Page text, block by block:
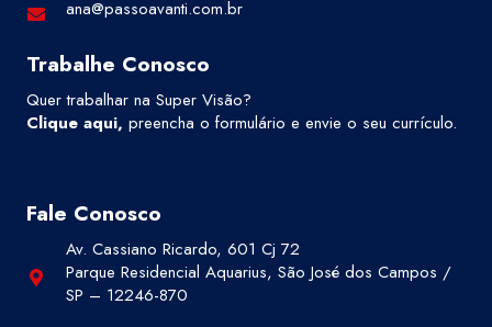
ana@passoavanti.com.br
Trabalhe Conosco
Quer trabalhar na Super Visão?
Clique aqui, preencha o formulário e envie o seu currículo.
Fale Conosco
Av. Cassiano Ricardo, 601 Cj 72
Parque Residencial Aquarius, São José dos Campos /
SP – 12246-870